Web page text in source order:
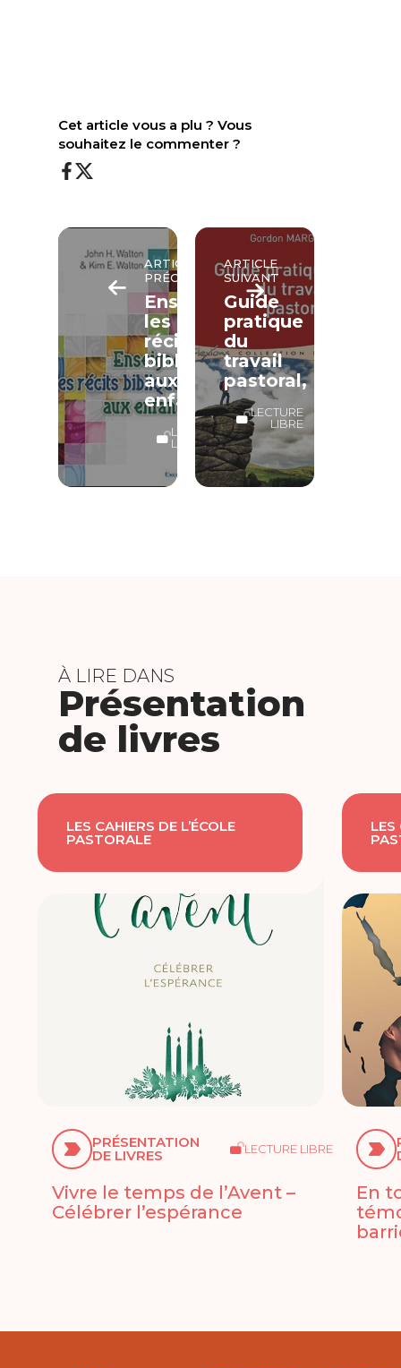
Cet article vous a plu ? Vous
souhaitez le commenter ?
ARTICLE
PRÉCÉDENT
Enseigner
les
récits
bibliques
aux
enfants
LECTURE
LIBRE
ARTICLE
SUIVANT
Guide
pratique
du
travail
pastoral,
LECTURE
LIBRE
À LIRE DANS
Présentation
de livres
LES CAHIERS DE L’ÉCOLE
PASTORALE
PRÉSENTATION
DE LIVRES LECTURE LIBRE
Vivre le temps de l’Avent –
Célébrer l’espérance
LES
En